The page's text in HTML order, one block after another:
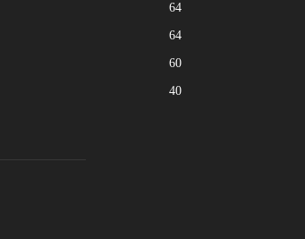
64
64
60
40